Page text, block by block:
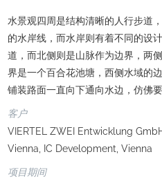
水景观四周是结构清晰的人行步道
的水岸线，而水岸则有着不同的设
道，而北侧则是山脉作为边界，两
界是一个百合花池塘，西侧水域的
铺装路面一直向下通向水边，仿佛要
客户
VIERTEL ZWEI Entwicklung
Vienna, IC Development, Vienna
项目期间